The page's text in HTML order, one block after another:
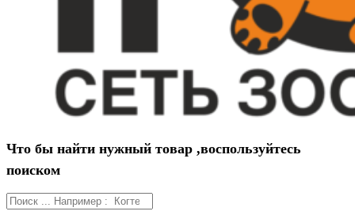
Что бы найти нужный товар ,воспользуйтесь
поиском